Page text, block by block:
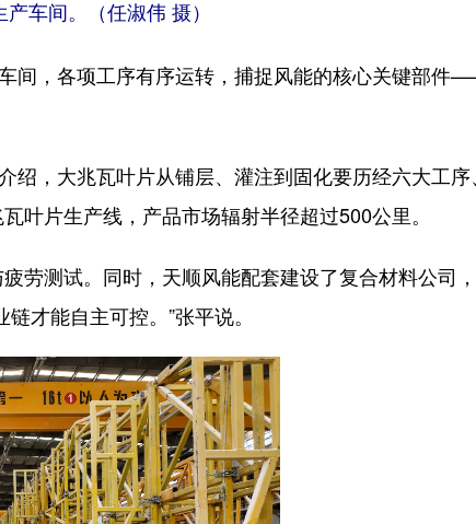
车间。（任淑伟 摄）
间，各项工序有序运转，捕捉风能的核心关键部件
，大兆瓦叶片从铺层、灌注到固化要历经六大工序
叶片生产线，产品市场辐射半径超过500公里。
测试。同时，天顺风能配套建设了复合材料公司
才能自主可控。”张平说。